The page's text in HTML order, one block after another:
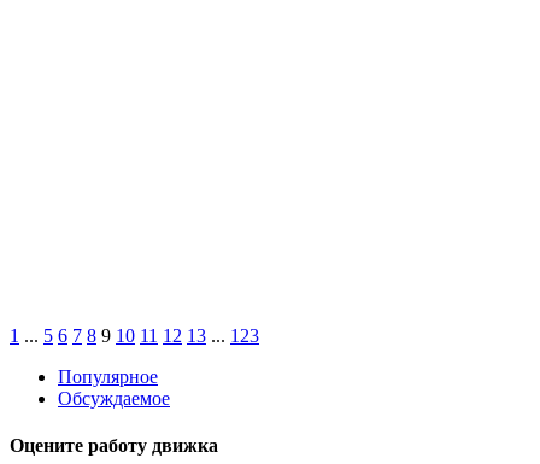
1 ... 5 6 7 8 9 10 11 12 13 ... 123
Популярное
Обсуждаемое
Оцените работу движка